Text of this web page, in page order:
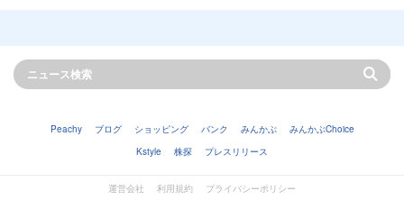
Peachy ブログ ショッピング バンク みんかぶ
みんかぶChoice
Kstyle
株探 プレスリリース
運営会社 利用規約 プライバシーポリシー